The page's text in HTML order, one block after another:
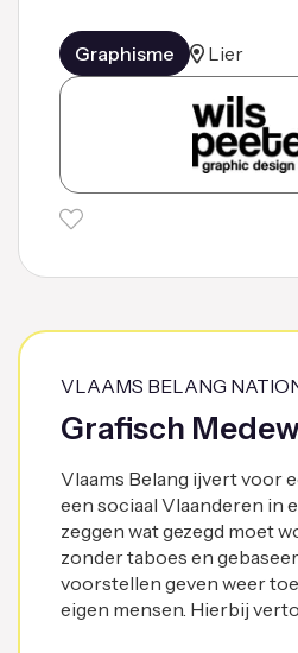
Graphisme Lier
VLAAMS BELANG
Grafisch
Vlaams Belang ijvert voor
een sociaal Vlaanderen in
zeggen wat gezegd moet
zonder taboes en
voorstellen geven weer
eigen mensen. Hierbij